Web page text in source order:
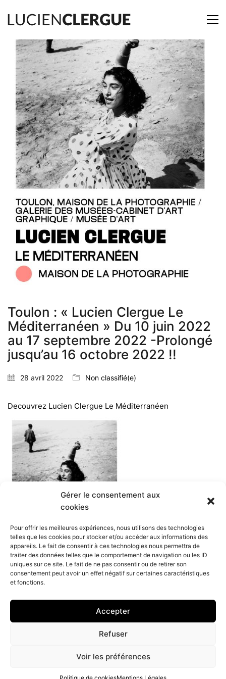
Gérer le consentement aux
cookies
Pour offrir les meilleures expériences, nous utilisons des technologies
telles que les cookies pour stocker et/ou accéder aux informations des
appareils. Le fait de consentir à ces technologies nous permettra de
traiter des données telles que le comportement de navigation ou les ID
uniques sur ce site. Le fait de ne pas consentir ou de retirer son
consentement peut avoir un effet négatif sur certaines caractéristiques
et fonctions.
Accepter
Refuser
Voir les préférences
Toulon : « Lucien Clergue Le
Méditerranéen » Du 10 juin 2022
au 17 septembre 2022 -Prolongé
jusqu’au 16 octobre 2022 !!
28 avril 2022 Non classifié(e)
Decouvrez Lucien Clergue Le Méditerranéen
Lucien Clergue © Copyright 2026. All Rights Reserved |
Mentions Légales